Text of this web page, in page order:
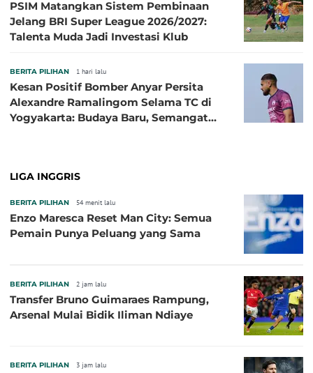
PSIM Matangkan Sistem Pembinaan
Jelang BRI Super League 2026/2027:
Talenta Muda Jadi Investasi Klub
BERITA PILIHAN 1 hari lalu
Kesan Positif Bomber Anyar Persita
Alexandre Ramalingom Selama TC di
Yogyakarta: Budaya Baru, Semangat
LIGA INGGRIS
BERITA PILIHAN 54 menit lalu
Enzo Maresca Reset Man City: Semua
Pemain Punya Peluang yang Sama
BERITA PILIHAN 2 jam lalu
Transfer Bruno Guimaraes Rampung,
Arsenal Mulai Bidik Iliman Ndiaye
BERITA PILIHAN 3 jam lalu